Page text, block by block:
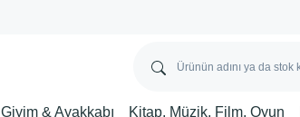
Giyim & Ayakkabı Kitap, Müzik, Film, Oyun